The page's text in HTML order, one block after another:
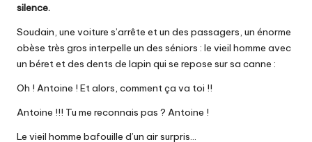
silence.
Soudain, une voiture s’arrête et un des passagers, un énorme
obèse très gros interpelle un des séniors : le vieil homme avec
un béret et des dents de lapin qui se repose sur sa canne :
Oh ! Antoine ! Et alors, comment ça va toi !!
Antoine !!! Tu me reconnais pas ? Antoine !
Le vieil homme bafouille d’un air surpris…